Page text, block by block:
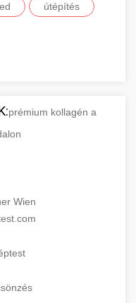
útépítés
prémium kollagén a
Wien